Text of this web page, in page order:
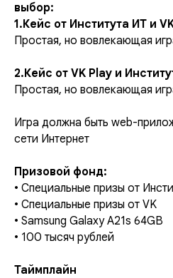
выбор:
1.Кейс от Института ИТ и
Простая, но вовлекающая
2.Кейс от VK Play и
Простая, но вовлекающая
Игра должна быть web-
сети Интернет
Призовой фонд:
• Специальные призы от
• Специальные призы от VK
• Samsung Galaxy A21s 64GB
• 100 тысяч рублей
Таймплайн